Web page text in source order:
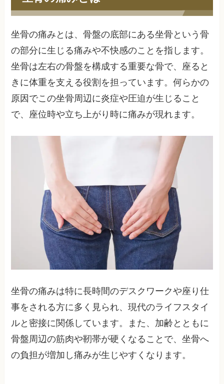
坐骨の痛みとは、骨盤の底部にある坐骨という骨
の部分に生じる痛みや不快感のことを指します。
坐骨は左右の骨盤を構成する重要な骨で、座ると
きに体重を支える役割を担っています。何らかの
原因でこの坐骨周辺に炎症や圧迫が生じること
で、座位時や立ち上がり時に痛みが現れます。
坐骨の痛みは特に長時間のデスクワークや座り仕
事をされる方に多く見られ、現代のライフスタイ
ルと密接に関係しています。また、加齢とともに
骨盤周辺の筋肉や靭帯が硬くなることで、坐骨へ
の負担が増加し痛みが生じやすくなります。